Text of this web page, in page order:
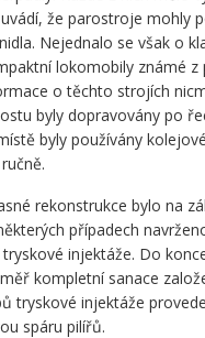
že parostroje mohly
Nejednalo se však o
lokomobily známé z
o těchto strojích
byly dopravovány po
byly používány
rekonstrukce bylo na
případech
injektáže. Do
kompletní sanace
tryskové injektáže
spáru pilířů.